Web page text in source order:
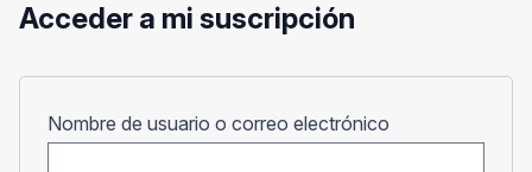
Acceder a mi suscripción
Nombre de usuario o correo electrónico